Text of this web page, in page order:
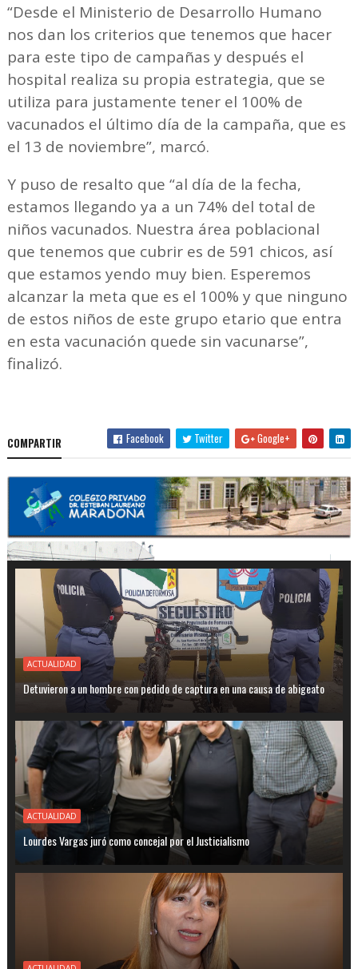
“Desde el Ministerio de Desarrollo Humano
nos dan los criterios que tenemos que hacer
para este tipo de campañas y después el
hospital realiza su propia estrategia, que se
utiliza para justamente tener el 100% de
vacunados el último día de la campaña, que es
el 13 de noviembre”, marcó.
Y puso de resalto que “al día de la fecha,
estamos llegando ya a un 74% del total de
niños vacunados. Nuestra área poblacional
que tenemos que cubrir es de 591 chicos, así
que estamos yendo muy bien. Esperemos
alcanzar la meta que es el 100% y que ninguno
de estos niños de este grupo etario que entra
en esta vacunación quede sin vacunarse”,
finalizó.
COMPARTIR Facebook Twitter Google+
ACTUALIDAD
Detuvieron a un hombre con pedido de captura en una causa de abigeato
ACTUALIDAD
Lourdes Vargas juró como concejal por el Justicialismo